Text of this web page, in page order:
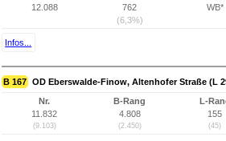
12.088
762
(6,3%)
WB*
Infos...
B 167 OD Eberswalde-Finow, Altenhofer Straße (L
Nr.
11.832
(9.103)
B-Rang
4.808
(2.450)
L-
155
(45)